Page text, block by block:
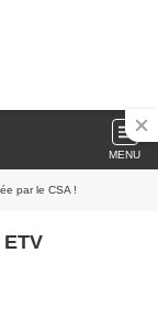
MENU
par le CSA !